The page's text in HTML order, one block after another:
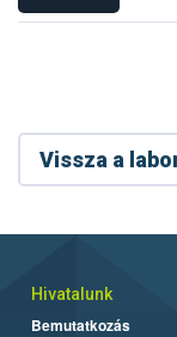
Vissza a
Hivatalunk
Bemutatkozás